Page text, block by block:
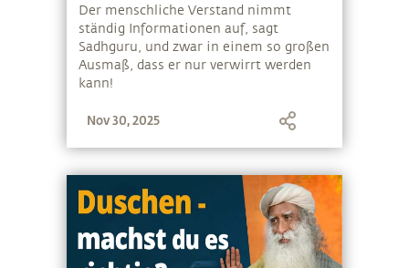
Der menschliche Verstand nimmt
ständig Informationen auf, sagt
Sadhguru, und zwar in einem so großen
Ausmaß, dass er nur verwirrt werden
kann!
Nov 30, 2025